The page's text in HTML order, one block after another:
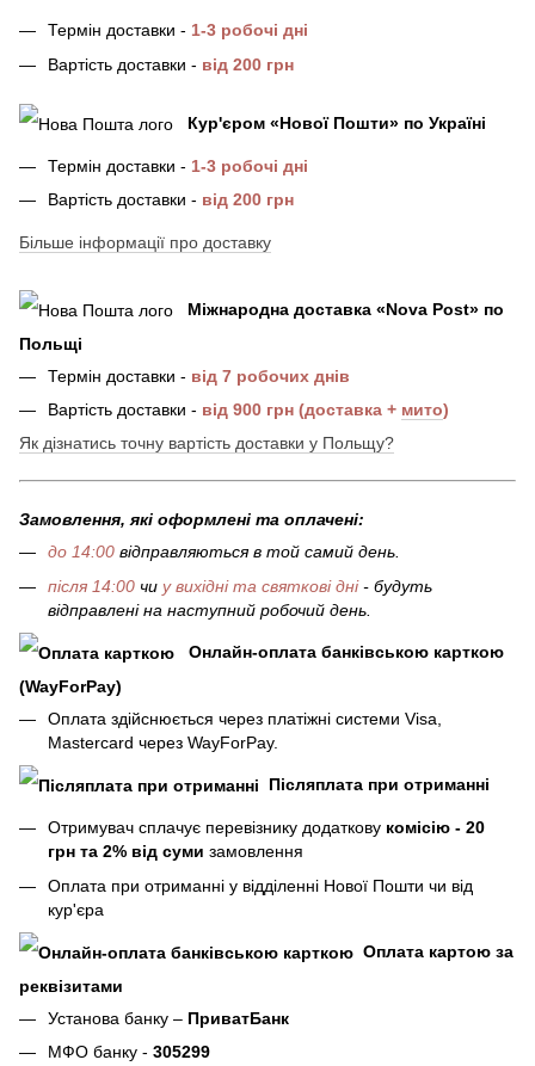
Термін доставки - 1-3 робочі дні
Вартість доставки - від 200 грн
Кур'єром «Нової Пошти» по Україні
Термін доставки - 1-3 робочі дні
Вартість доставки - від 200 грн
Більше інформації про доставку
Міжнародна доставка «Nova Post» по
Польщі
Термін доставки - від 7 робочих днів
Вартість доставки - від 900 грн (доставка + мито)
Як дізнатись точну вартість доставки у Польщу?
Замовлення, які оформлені та оплачені:
до 14:00 відправляються в той самий день.
після 14:00 чи у вихідні та святкові дні- будуть
відправлені на наступний робочий день.
Онлайн-оплата банківською карткою
(WayForPay)
Оплата здійснюється через платіжні системи Visa,
Mastercard через WayForPay.
Післяплата при отриманні
Отримувач сплачує перевізнику додаткову комісію - 20
грн та 2% від суми замовлення
Оплата при отриманні у відділенні Нової Пошти чи від
кур'єра
Оплата картою за
реквізитами
Установа банку – ПриватБанк
МФО банку - 305299